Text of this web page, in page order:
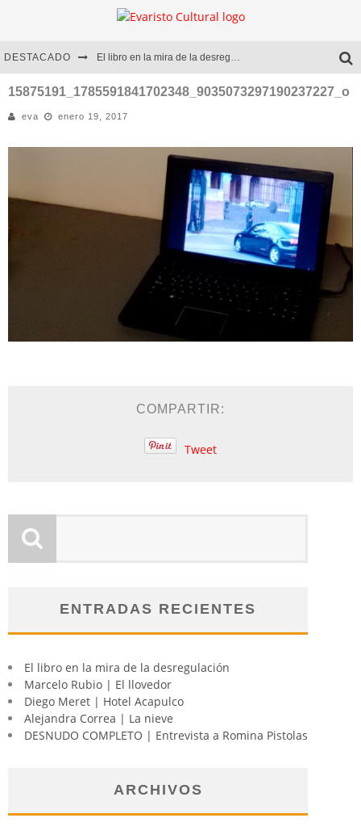
DESTACADO El libro en la mira de la desregulación
Marcelo Rubio | El llovedor
Diego Meret | Hotel Acapulco
Alejandra Correa | La nieve
15875191_1785591841702348_9035073297190237227_o
eva enero 19, 2017
COMPARTIR:
Tweet
ENTRADAS RECIENTES
El libro en la mira de la desregulación
Marcelo Rubio | El llovedor
Diego Meret | Hotel Acapulco
Alejandra Correa | La nieve
DESNUDO COMPLETO | Entrevista a Romina Pistolas
ARCHIVOS